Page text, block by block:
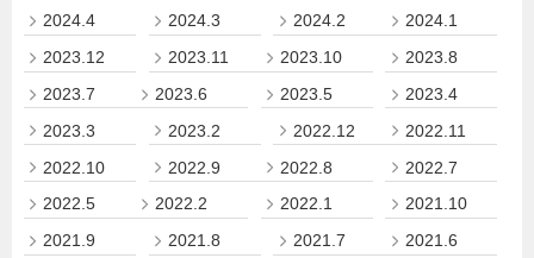
2024.4
2024.3 2024.2
2024.1
2023.12
2023.11 2023.10
2023.8
2023.7
2023.6 2023.5
2023.4
2023.3
2023.2 2022.12
2022.11
2022.10
2022.9 2022.8
2022.7
2022.5
2022.2 2022.1
2021.10
2021.9
2021.8 2021.7
2021.6